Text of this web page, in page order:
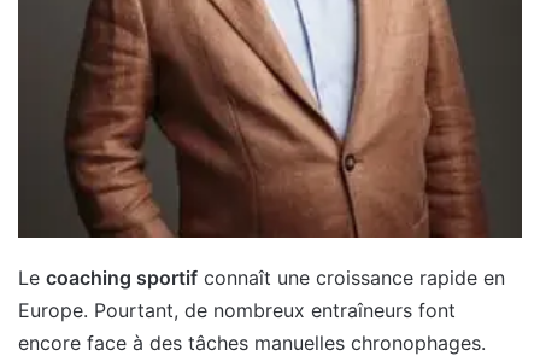
Le coaching sportif connaît une croissance rapide en
Europe. Pourtant, de nombreux entraîneurs font
encore face à des tâches manuelles chronophages.